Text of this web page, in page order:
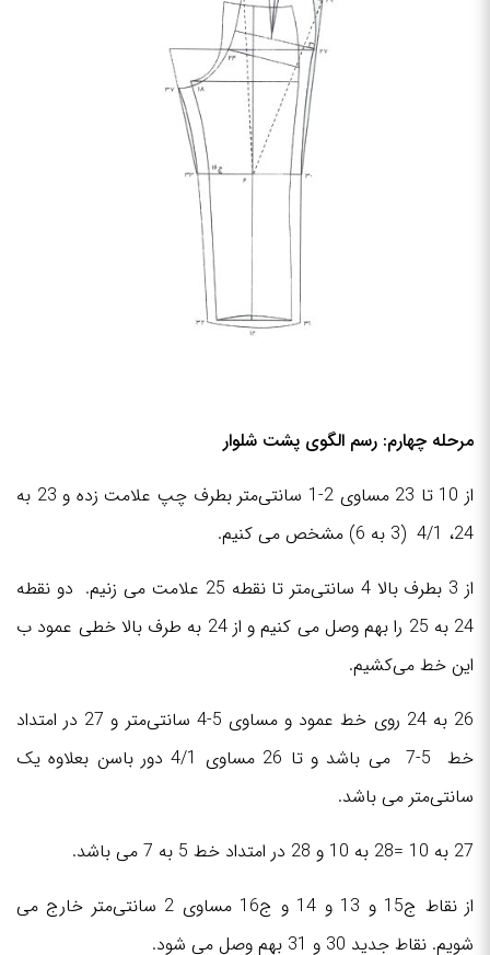
مرحله چهارم: رسم الگوی پشت شلوار
از 10 تا 23 مساوی 2-1 سانتی‌متر بطرف چپ علامت زده و 23 به
24، 4/1 (3 به 6) مشخص می کنیم.
از 3 بطرف بالا 4 سانتی‌متر تا نقطه 25 علامت می زنیم. دو نقطه
24 به 25 را بهم وصل می کنیم و از 24 به طرف بالا خطی عمود ب
این خط می‌کشیم.
26 به 24 روی خط عمود و مساوی 5-4 سانتی‌متر و 27 در امتداد
خط 5-7 می باشد و تا 26 مساوی 4/1 دور باسن بعلاوه یک
سانتی‌متر می باشد.
27 به 10 =28 به 10 و 28 در امتداد خط 5 به 7 می باشد.
از نقاط ج15 و 13 و 14 و ج16 مساوی 2 سانتی‌متر خارج می
شویم. نقاط جدید 30 و 31 بهم وصل می شود.